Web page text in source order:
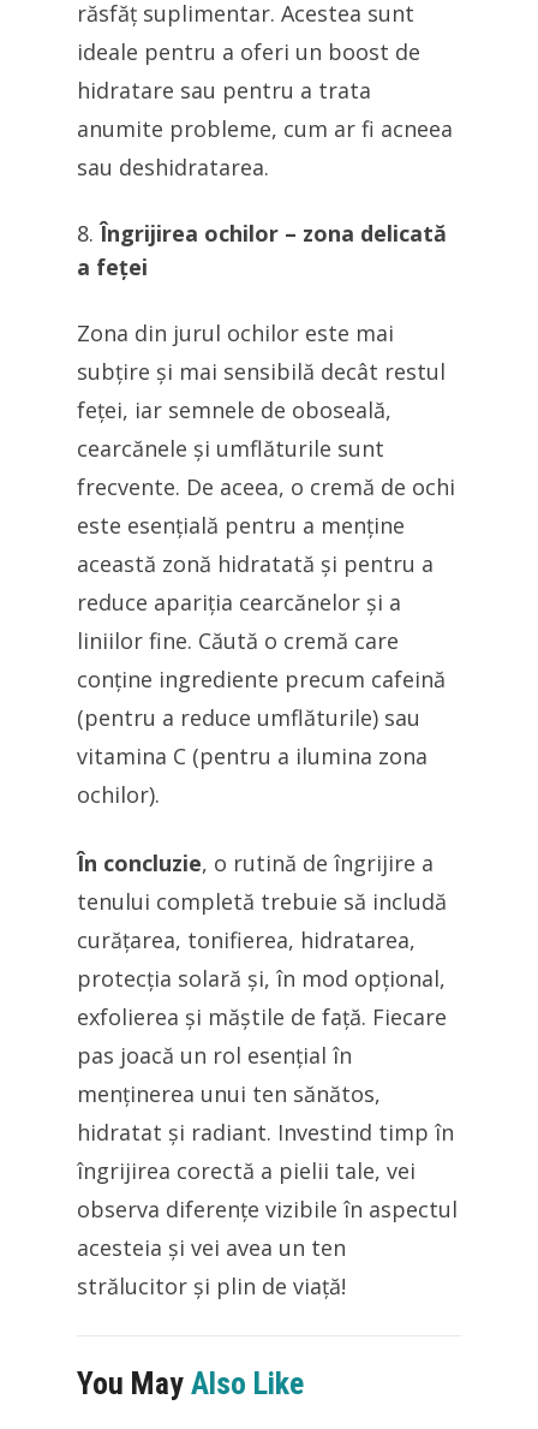
răsfăț suplimentar. Acestea sunt
ideale pentru a oferi un boost de
hidratare sau pentru a trata
anumite probleme, cum ar fi acneea
sau deshidratarea.
Îngrijirea ochilor – zona delicată
a feței
Zona din jurul ochilor este mai
subțire și mai sensibilă decât restul
feței, iar semnele de oboseală,
cearcănele și umflăturile sunt
frecvente. De aceea, o cremă de ochi
este esențială pentru a menține
această zonă hidratată și pentru a
reduce apariția cearcănelor și a
liniilor fine. Căută o cremă care
conține ingrediente precum cafeină
(pentru a reduce umflăturile) sau
vitamina C (pentru a ilumina zona
ochilor).
În concluzie, o rutină de îngrijire a
tenului completă trebuie să includă
curățarea, tonifierea, hidratarea,
protecția solară și, în mod opțional,
exfolierea și măștile de față. Fiecare
pas joacă un rol esențial în
menținerea unui ten sănătos,
hidratat și radiant. Investind timp în
îngrijirea corectă a pielii tale, vei
observa diferențe vizibile în aspectul
acesteia și vei avea un ten
strălucitor și plin de viață!
You May Also Like